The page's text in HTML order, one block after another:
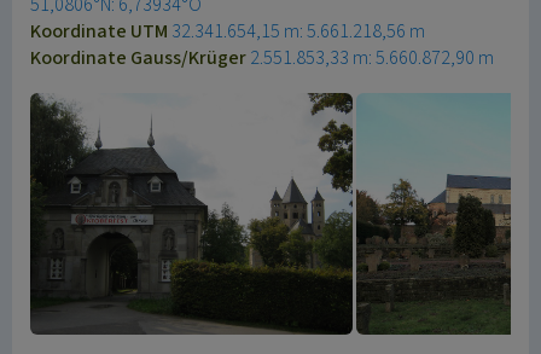
Koordinate UTM 32.341.654,15 m: 5.661.218,56 m
Koordinate Gauss/Krüger2.551.853,33 m: 5.660.872,90 m